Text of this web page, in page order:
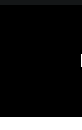
Carte-cadeau